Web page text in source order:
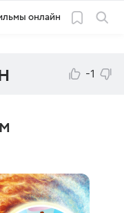
онлайн
-1